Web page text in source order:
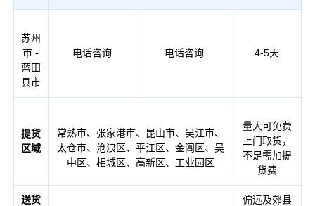
苏州
市 -
蓝田
县市
电话咨询 电话咨询 4-5天
提货
区域
常熟市、张家港市、昆山市、吴江市、
太仓市、沧浪区、平江区、金阊区、吴
中区、相城区、高新区、工业园区
量大可免费
上门取货，
不足需加提
货费
送货
偏远及郊县